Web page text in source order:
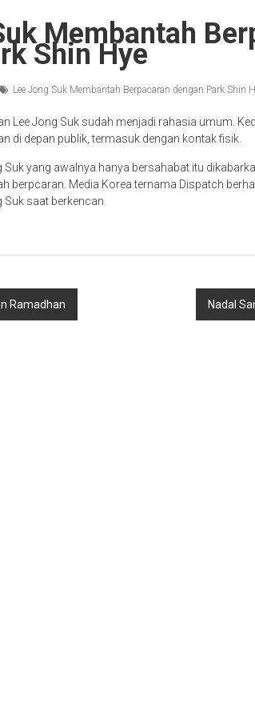
Membantah
Shin Hye
Lee Jong Suk Membantah Berpacaran dengan Park Shin
Lee Jong Suk sudah menjadi rahasia umum.
di depan publik, termasuk dengan kontak fisik.
Suk yang awalnya hanya bersahabat itu
berpcaran. Media Korea ternama Dispatch
Suk saat berkencan.
Ramadhan Nadal